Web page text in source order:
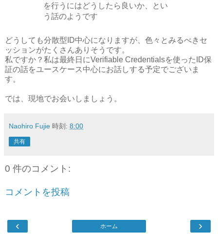
を行うにはどうしたら良いか、とい
う話のようです
どうしても分散型ID中心になりますが、色々とみるべきセ
ッションがたくさんありそうです。
私ですか？私は最終日にVerifiable Credentialsを使ったID保
証の話をユースケース中心にお話しする予定でございま
す。
では、現地でお会いしましょう。
Naohiro Fujie 時刻: 8:00
共有
0 件のコメント:
コメントを投稿
‹ ›
ホーム